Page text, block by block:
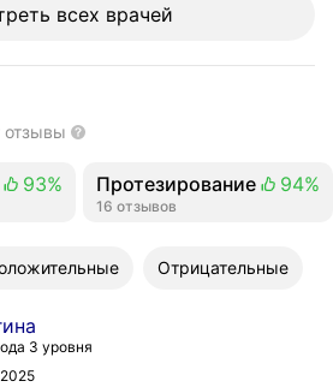
всех врачей
отзывы
93%
Протезирование
Положительных
94%
16 отзывов
Отрицательные
3 уровня